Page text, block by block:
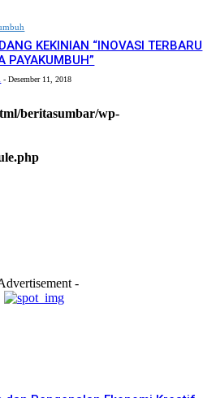
beritasumbar/wp-
KEKINIAN “INOVASI TERBARU
PAYAKUMBUH”
- Desember 11, 2018
-